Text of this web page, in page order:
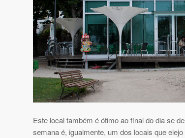
Este local também é ótimo ao final do dia se
semana é, igualmente, um dos locais que